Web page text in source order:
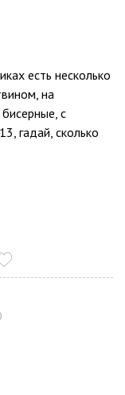
есть несколько
на
с
гадай, сколько